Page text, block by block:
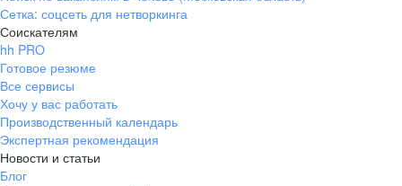
Сетка: соцсеть для нетворкинга
Соискателям
hh PRO
Готовое резюме
Все сервисы
Хочу у вас работать
Производственный календарь
Экспертная рекомендация
Новости и статьи
Блог